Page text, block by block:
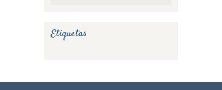
Etiquetas